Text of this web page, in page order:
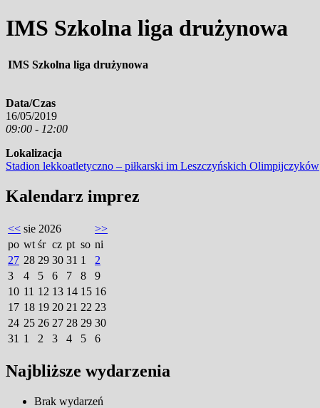
IMS Szkolna liga drużynowa
IMS Szkolna liga drużynowa
Data/Czas
16/05/2019
09:00 - 12:00
Lokalizacja
Stadion lekkoatletyczno – piłkarski im Leszczyńskich Olimpijczyków
Kalendarz imprez
<< sie 2026
>>
po wt śr cz pt so ni
27 28 29 30 31 1
2
3
4 5 6 7 8
9
10 11 12 13 14 15 16
17 18 19 20 21 22 23
24 25 26 27 28 29 30
31 1 2 3 4 5 6
Najbliższe wydarzenia
Brak wydarzeń